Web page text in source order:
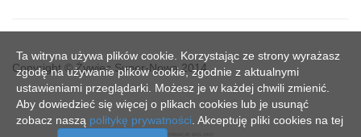
Copyright © Żywiec Super-Nowa 2014
Ta witryna używa plików cookie. Korzystając ze strony wyrażasz
zgodę na używanie plików cookie, zgodnie z aktualnymi
ustawieniami przeglądarki. Możesz je w każdej chwili zmienić.
Aby dowiedzieć się więcej o plikach cookies lub je usunąć
zobacz naszą politykę prywatności . Akceptuję pliki cookies na tej